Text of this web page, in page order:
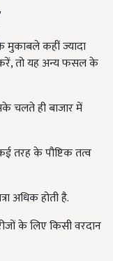
मुकाबले कहीं ज्यादा
तो यह अन्य फसल के
चलते ही बाजार में
तरह के पौष्टिक तत्व
अधिक होती है.
के लिए किसी वरदान